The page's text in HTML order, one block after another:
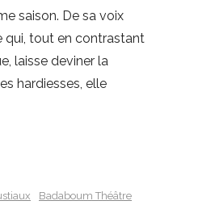
saison. De sa voix
qui, tout en contrastant
laisse deviner la
hardiesses, elle
Badaboum Théâtre